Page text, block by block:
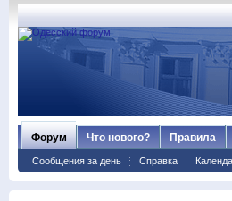
Форум
Сообщения за день Справка
Что нового? Правила